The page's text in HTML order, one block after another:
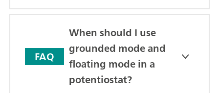
FAQ
When should I use
grounded mode and
floating mode in a
potentiostat?